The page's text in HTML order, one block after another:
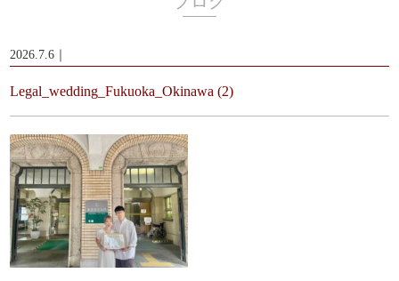
2026.7.6｜
Legal_wedding_Fukuoka_Okinawa (2)